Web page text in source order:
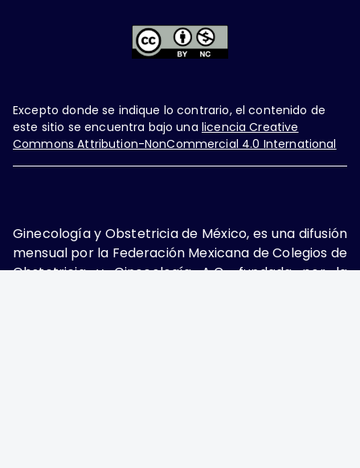
Excepto donde se indique lo contrario, el contenido de
este sitio se encuentra bajo una licencia Creative
Commons Attribution-NonCommercial 4.0 International
Ginecología y Obstetricia de México, es una difusión
mensual por la Federación Mexicana de Colegios de
Obstetricia y Ginecología A.C., fundada por la